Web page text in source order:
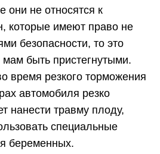
они не относятся к
которые имеют право не
безопасности, то это
быть пристегнутыми.
время резкого торможения
автомобиля резко
нанести травму плоду,
специальные
беременных.